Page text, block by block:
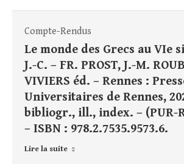
Compte-Rendus
Le monde des Grecs au VIe
J.-C. – FR. PROST, J.-M.
VIVIERS éd. – Rennes :
Universitaires de Rennes,
bibliogr., ill., index. – (PUR-
– ISBN : 978.2.7535.9573.6.
Lire la suite